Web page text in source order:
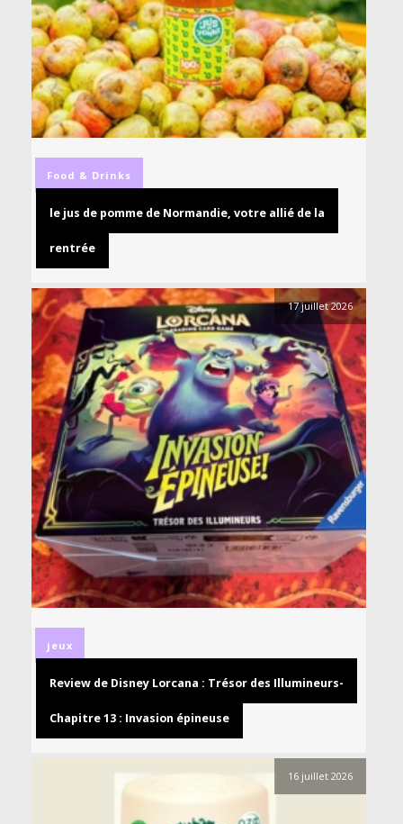
Food & Drinks
le jus de pomme de Normandie, votre allié de la
rentrée
17 juillet 2026
jeux
Review de Disney Lorcana : Trésor des Illumineurs-
Chapitre 13 : Invasion épineuse
16 juillet 2026